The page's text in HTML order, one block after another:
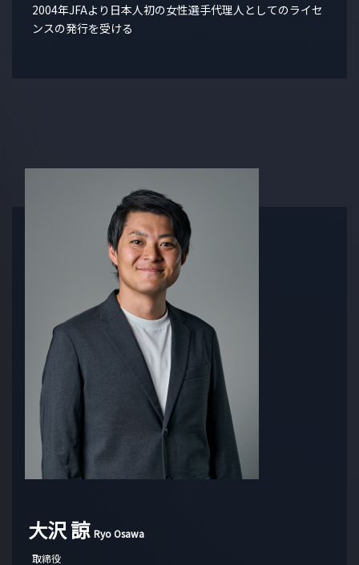
2004年JFAより日本人初の女性選手代理人としてのライセ
ンスの発行を受ける
大沢 諒 Ryo Osawa
取締役